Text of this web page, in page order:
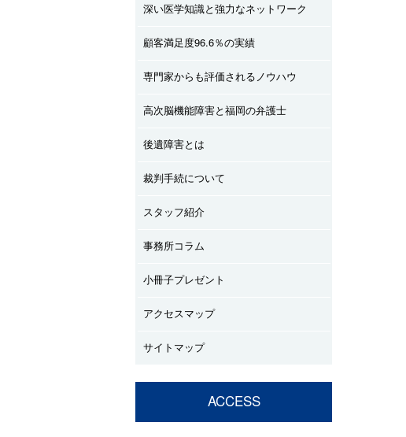
深い医学知識と強力なネットワーク
顧客満足度96.6％の実績
専門家からも評価されるノウハウ
高次脳機能障害と福岡の弁護士
後遺障害とは
裁判手続について
スタッフ紹介
事務所コラム
小冊子プレゼント
アクセスマップ
サイトマップ
ACCESS